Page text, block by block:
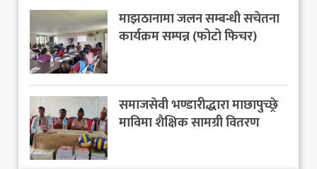
माझठानामा जलन सम्बन्धी सचेतना
कार्यक्रम सम्पन्न (फोटो फिचर)
समाजसेवी भण्डारीद्धारा माछापुच्छ्रे
माविमा शैक्षिक सामग्री वितरण